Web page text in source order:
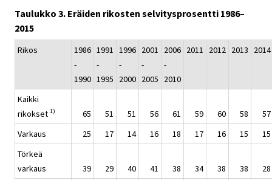
Taulukko 3. Eräiden rikosten selvitysprosentti 1986–
2015
Rikos
1986
-
1990
1991
-
1995
1996
-
2000
2001
-
2005
2006
-
2010
2011 2012 2013 2014
Kaikki
rikokset 1) 65 51 51 56 61 59 60 58
57
Varkaus
25 17 14 16 18 17 16 15
15
Törkeä
varkaus
39 29 40 41 38 34 38 38
28